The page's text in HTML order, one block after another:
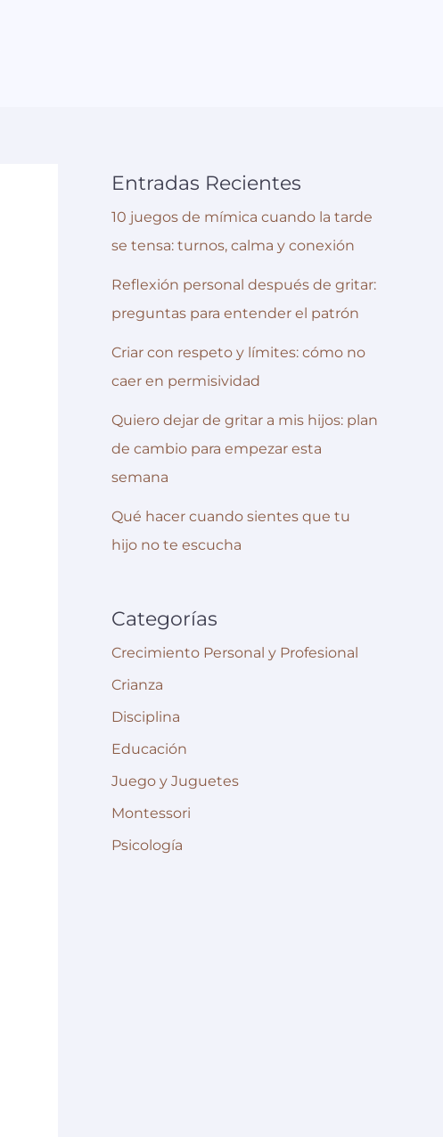
Entradas Recientes
10 juegos de mímica cuando la tarde
se tensa: turnos, calma y conexión
Reflexión personal después de gritar:
preguntas para entender el patrón
Criar con respeto y límites: cómo no
caer en permisividad
Quiero dejar de gritar a mis hijos: plan
de cambio para empezar esta
semana
Qué hacer cuando sientes que tu
hijo no te escucha
Categorías
Crecimiento Personal y Profesional
Crianza
Disciplina
Educación
Juego y Juguetes
Montessori
Psicología